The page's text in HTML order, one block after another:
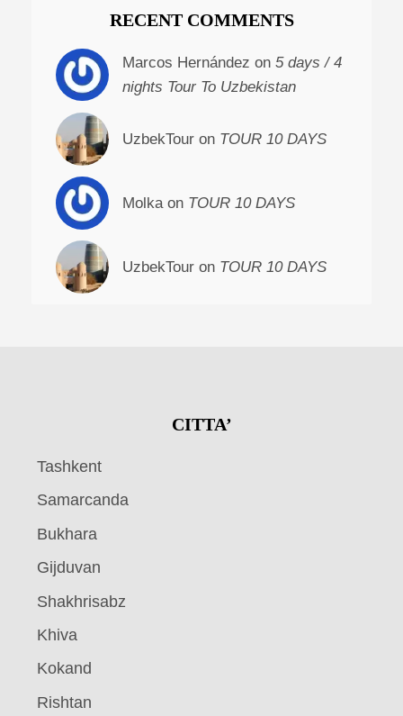
RECENT COMMENTS
Marcos Hernández on 5 days / 4
nights Tour To Uzbekistan
UzbekTour on TOUR 10 DAYS
Molka on TOUR 10 DAYS
UzbekTour on TOUR 10 DAYS
CITTA’
Tashkent
Samarcanda
Bukhara
Gijduvan
Shakhrisabz
Khiva
Kokand
Rishtan